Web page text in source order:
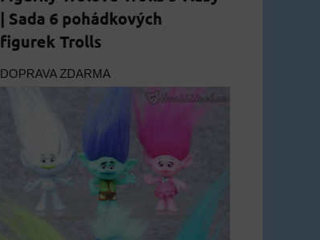
| Sada 6 pohádkových
figurek Trolls
DOPRAVA ZDARMA